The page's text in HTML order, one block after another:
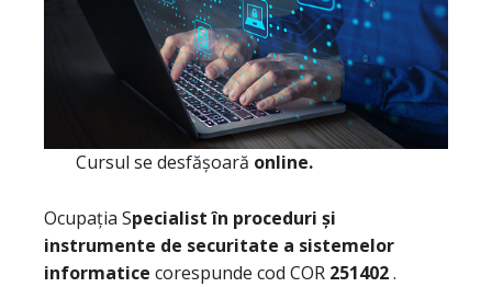
Cursul se desfășoară online.
Ocupația Specialist în proceduri și
instrumente de securitate a sistemelor
informatice corespunde cod COR 251402.